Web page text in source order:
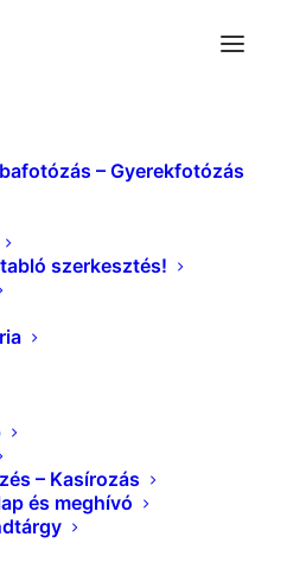
– Gyerekfotózás
szerkesztés!
– Kasírozás
és meghívó
Galéria _MG_0063__